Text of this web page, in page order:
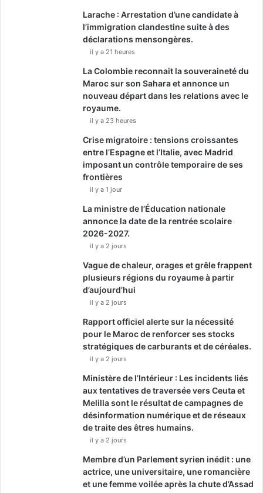
Larache : Arrestation d’une candidate à
l’immigration clandestine suite à des
déclarations mensongères.
il y a 21 heures
La Colombie reconnait la souveraineté du
Maroc sur son Sahara et annonce un
nouveau départ dans les relations avec le
royaume.
il y a 23 heures
Crise migratoire : tensions croissantes
entre l’Espagne et l’Italie, avec Madrid
imposant un contrôle temporaire de ses
frontières
il y a 1 jour
La ministre de l’Éducation nationale
annonce la date de la rentrée scolaire
2026-2027.
il y a 2 jours
Vague de chaleur, orages et grêle frappent
plusieurs régions du royaume à partir
d’aujourd’hui
il y a 2 jours
Rapport officiel alerte sur la nécessité
pour le Maroc de renforcer ses stocks
stratégiques de carburants et de céréales.
il y a 2 jours
Ministère de l’Intérieur : Les incidents liés
aux tentatives de traversée vers Ceuta et
Melilla sont le résultat de campagnes de
désinformation numérique et de réseaux
de traite des êtres humains.
il y a 2 jours
Membre d’un Parlement syrien inédit : une
actrice, une universitaire, une romancière
et une femme voilée après la chute d’Assad